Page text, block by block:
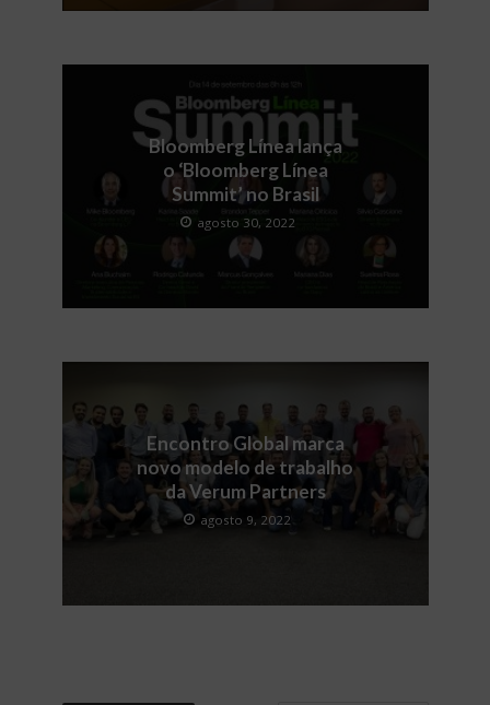
Bloomberg Línea lança
o ‘Bloomberg Línea
Summit’ no Brasil
agosto 30, 2022
Encontro Global marca
novo modelo de trabalho
da Verum Partners
agosto 9, 2022